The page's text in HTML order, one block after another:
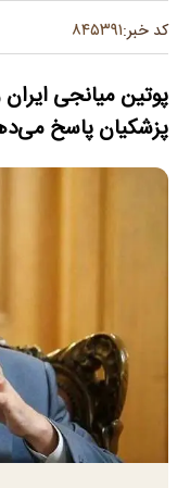
کد خبر:۸۴۵۳۹۱
پوتین میانجی
پزشکیان پاسخ